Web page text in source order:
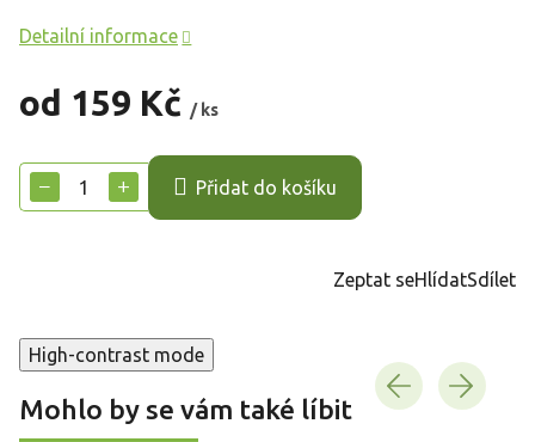
od 159 Kč / ks
cena:
+
− Přidat do košíku
Detailní informace
Zeptat seHlídatSdílet
High-contrast mode
Mohlo by se vám také líbit